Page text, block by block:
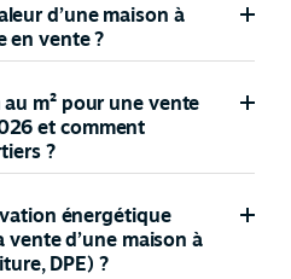
d’une maison à
en vente ?
m² pour une vente
et comment
?
énergétique
d’une maison à
DPE) ?